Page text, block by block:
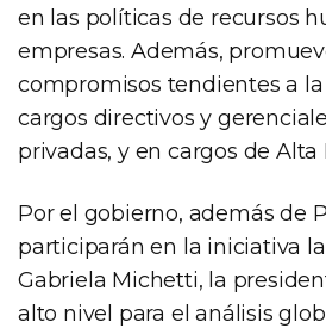
en las políticas de recursos
empresas. Además,
compromisos tendientes a
cargos directivos y
privadas, y en cargos de
Por el gobierno, además de
participarán en la iniciativa
Gabriela Michetti, la
alto nivel para el análisis